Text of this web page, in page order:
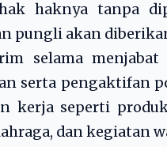
haknya tanpa
pungli akan
selama
serta pengaktifan
kerja seperti
dan kegiatan